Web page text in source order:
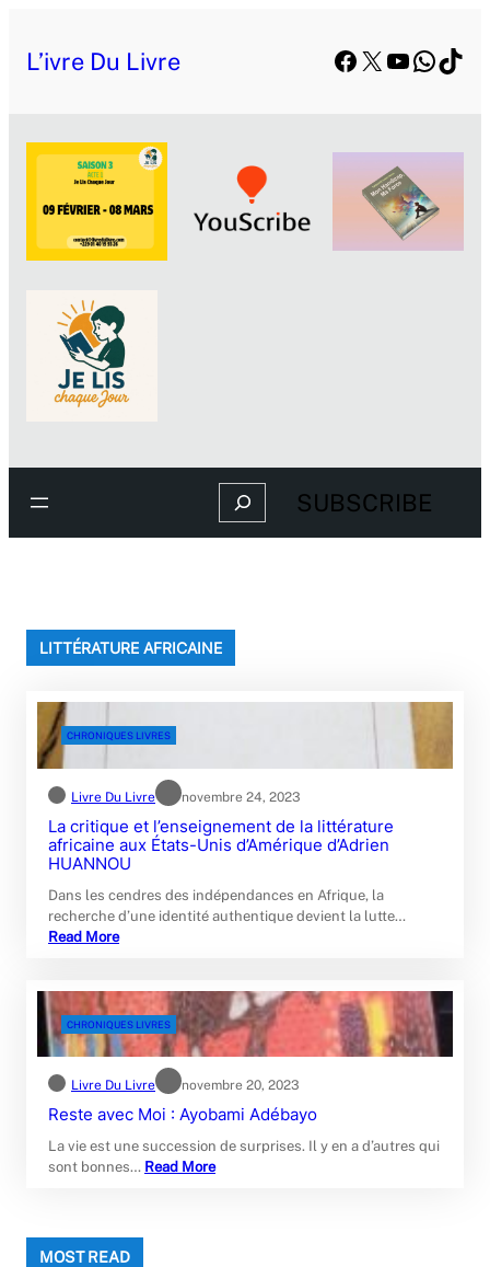
auL’ivre Du Livre Facebook
X YouTube
Search SUBSCRIBE
LITTÉRATURE AFRICAINE
CHRONIQUES LIVRES
Livre Du Livre novembre 24, 2023
La critique et l’enseignement de la littérature
africaine aux États-Unis d’Amérique d’Adrien
HUANNOU
Dans les cendres des indépendances en Afrique, la
recherche d’une identité authentique devient la lutte…
Read More
CHRONIQUES LIVRES
Livre Du Livre novembre 20, 2023
Reste avec Moi : Ayobami Adébayo
La vie est une succession de surprises. Il y en a d’autres qui
sont bonnes… Read More
MOST READ